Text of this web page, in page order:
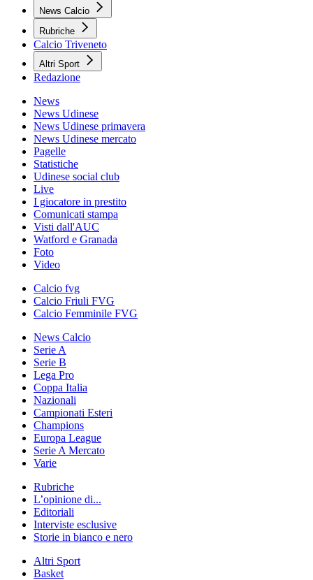
News Calcio
Rubriche
Calcio Triveneto
Altri Sport
Redazione
News
News Udinese
News Udinese primavera
News Udinese mercato
Pagelle
Statistiche
Udinese social club
Live
I giocatore in prestito
Comunicati stampa
Visti dall'AUC
Watford e Granada
Foto
Video
Calcio fvg
Calcio Friuli FVG
Calcio Femminile FVG
News Calcio
Serie A
Serie B
Lega Pro
Coppa Italia
Nazionali
Campionati Esteri
Champions
Europa League
Serie A Mercato
Varie
Rubriche
L’opinione di...
Editoriali
Interviste esclusive
Storie in bianco e nero
Altri Sport
Basket